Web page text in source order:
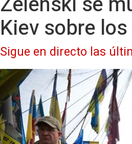
Kiev sobre
Sigue en directo las